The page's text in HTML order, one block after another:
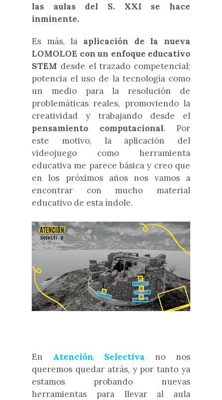
las aulas del S. XXI se hace
inminente.
Es más, la aplicación de la nueva
LOMOLOE con un enfoque educativo
STEM desde el trazado competencial;
potencia el uso de la tecnología como
un medio para la resolución de
problemáticas reales, promoviendo la
creatividad y trabajando desde el
pensamiento computacional. Por
este motivo, la aplicación del
videojuego como herramienta
educativa me parece básica y creo que
en los próximos años nos vamos a
encontrar con mucho material
educativo de esta índole.
En Atención Selectiva no nos
queremos quedar atrás, y por tanto ya
estamos probando nuevas
herramientas para llevar al aula